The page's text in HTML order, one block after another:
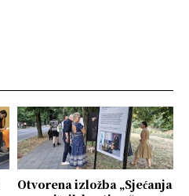
Otvorena izložba „Sjećanja